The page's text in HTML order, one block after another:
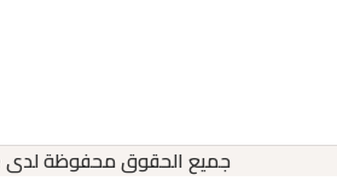
جميع الحقوق محفوظة لدى LETA Store